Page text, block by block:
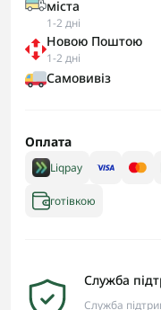
міста
1-2 дні
Новою Поштою
1-2 дні
Самовивіз
Оплата
Liqpay
готівкою
Служба
Служба